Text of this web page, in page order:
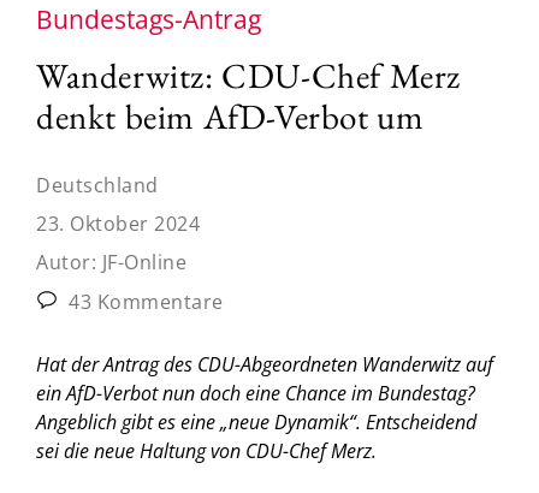
Bundestags-Antrag
Wanderwitz: CDU-Chef Merz
denkt beim AfD-Verbot um
Deutschland
23. Oktober 2024
Autor: JF-Online
43 Kommentare
Hat der Antrag des CDU-Abgeordneten Wanderwitz auf
ein AfD-Verbot nun doch eine Chance im Bundestag?
Angeblich gibt es eine „neue Dynamik“. Entscheidend
sei die neue Haltung von CDU-Chef Merz.